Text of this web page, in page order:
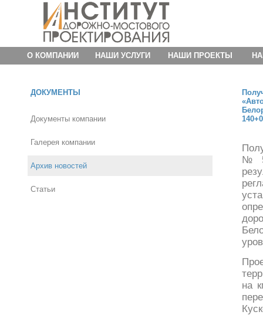
О КОМПАНИИ НАШИ УСЛУГИ НАШИ ПРОЕКТЫ
ДОКУМЕНТЫ
Документы компании
Галерея компании
Архив новостей
Статьи
№
на